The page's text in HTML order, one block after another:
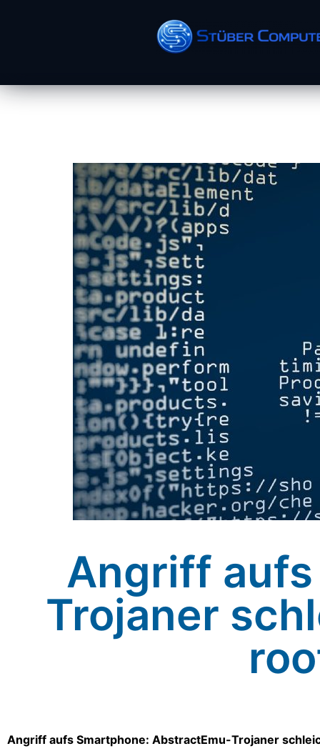
Angriff
Trojaner
Angriff aufs Smartphone: AbstractEmu-Trojaner